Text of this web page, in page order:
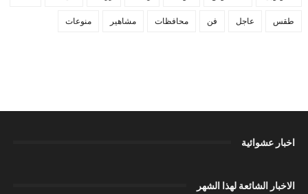
طقس عاجل فن محافظات مشاهير منوعات
اخبار عشوائية
الاخبار الشائعة لهذا الشهر